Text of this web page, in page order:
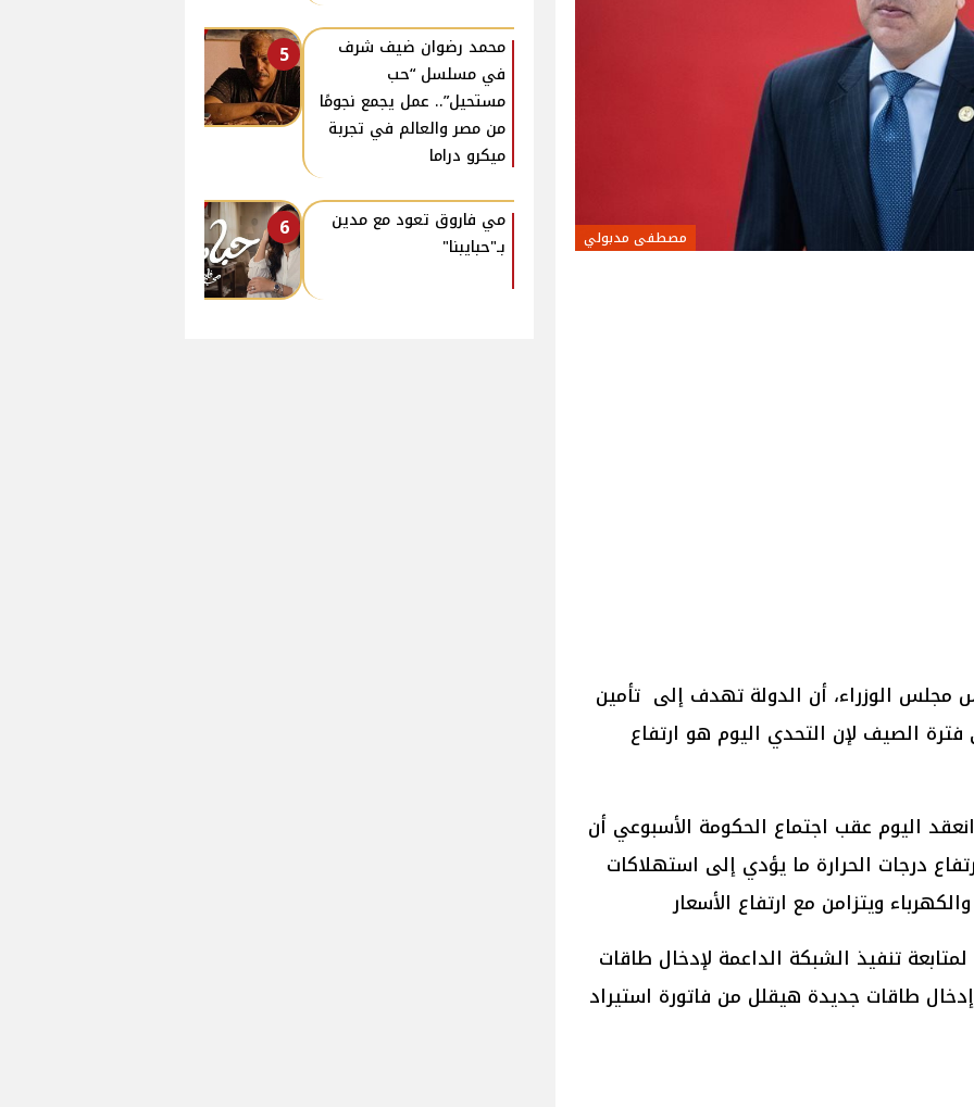
مصطفى مدبولي
الوزراء، أن الدولة تهدف إلى تأمين
الصيف لإن التحدي اليوم هو ارتفاع
اليوم عقب اجتماع الحكومة الأسبوعي أن
درجات الحرارة ما يؤدي إلى استهلاكات
ويتزامن مع ارتفاع الأسعار
تنفيذ الشبكة الداعمة لإدخال طاقات
طاقات جديدة هيقلل من فاتورة استيراد
5
محمد رضوان ضيف شرف
في مسلسل “حب
مستحيل”.. عمل يجمع نجومًا
من مصر والعالم في تجربة
ميكرو دراما
6
مي فاروق تعود مع مدين
بـ"حبايبنا"